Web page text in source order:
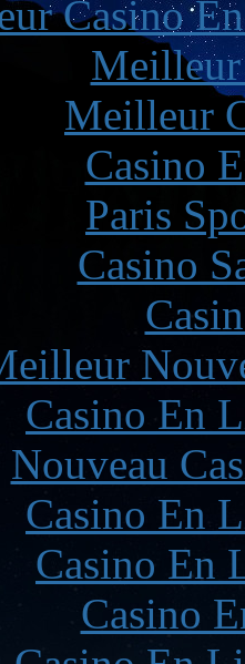
Casino
Meilleur
Meilleur
Casino
Paris
Casino
Casino En
Nouveau
Casino En
Casino En
Casino